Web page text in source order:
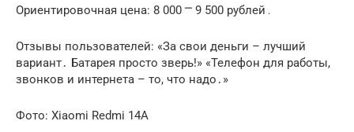
Ориентировочная цена: 8 000 ⎻ 9 500 рублей․
Отзывы пользователей: «За свои деньги – лучший
вариант․ Батарея просто зверь!» «Телефон для работы,
звонков и интернета – то, что надо․»
Фото: Xiaomi Redmi 14A